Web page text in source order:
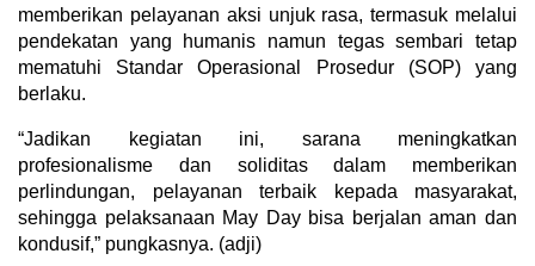
memberikan pelayanan aksi unjuk rasa, termasuk melalui
pendekatan yang humanis namun tegas sembari tetap
mematuhi Standar Operasional Prosedur (SOP) yang
berlaku.
“Jadikan kegiatan ini, sarana meningkatkan
profesionalisme dan soliditas dalam memberikan
perlindungan, pelayanan terbaik kepada masyarakat,
sehingga pelaksanaan May Day bisa berjalan aman dan
kondusif,” pungkasnya. (adji)